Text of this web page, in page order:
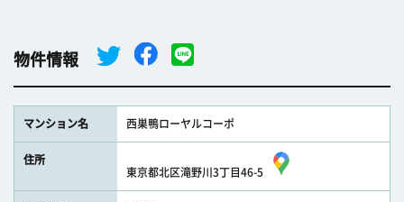
物件情報
マンション名 西巣鴨ローヤルコーポ
住所
東京都北区滝野川3丁目46-5